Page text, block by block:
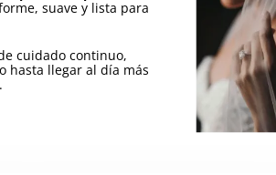
suave y lista para
cuidado continuo,
hasta llegar al día más